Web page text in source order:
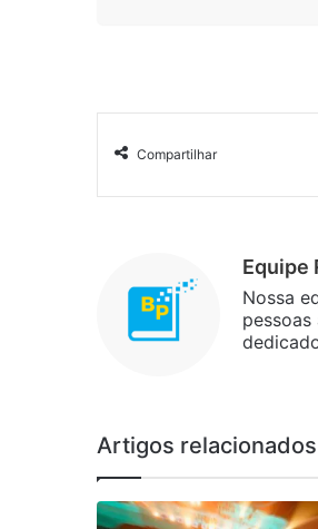
Compartilhar
Equipe
Nossa
Artigos relacionados